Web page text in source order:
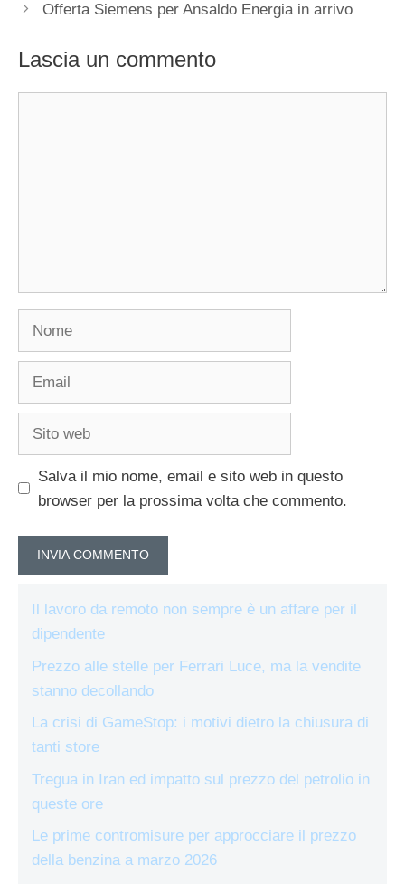
Offerta Siemens per Ansaldo Energia in arrivo
Lascia un commento
Salva il mio nome, email e sito web in questo
browser per la prossima volta che commento.
Il lavoro da remoto non sempre è un affare per il
dipendente
Prezzo alle stelle per Ferrari Luce, ma la vendite
stanno decollando
La crisi di GameStop: i motivi dietro la chiusura di
tanti store
Tregua in Iran ed impatto sul prezzo del petrolio in
queste ore
Le prime contromisure per approcciare il prezzo
della benzina a marzo 2026